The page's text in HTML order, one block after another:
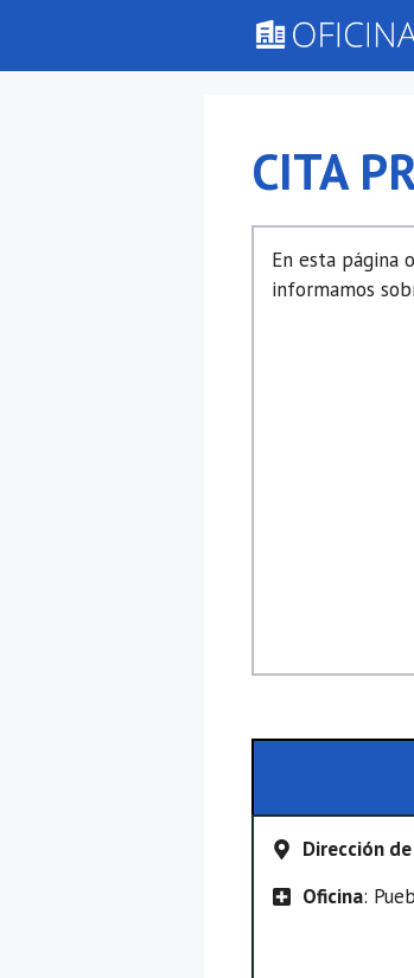
contenido
CITA
En esta página
informamos
Dirección
Oficina: